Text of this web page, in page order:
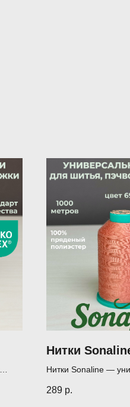
Нитки
Нитки Sonaline —
(1000 м)
289 р.